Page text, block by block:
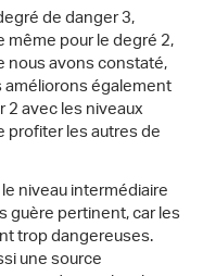
de danger 3,
même pour le degré 2,
nous avons constaté,
également
avec les niveaux
profiter les autres de
niveau intermédiaire
guère pertinent, car les
trop dangereuses.
une source